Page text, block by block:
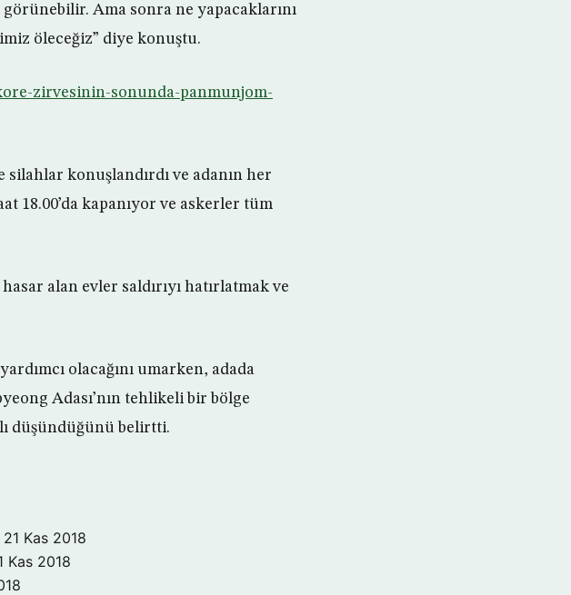
Ama sonra ne yapacaklarını
öleceğiz” diye konuştu.
zirvesinin-sonunda-panmunjom-
konuşlandırdı ve adanın her
18.00’da kapanıyor ve askerler tüm
alan evler saldırıyı hatırlatmak ve
olacağını umarken, adada
Adası’nın tehlikeli bir bölge
düşündüğünü belirtti.
21 Kas 2018
Kas 2018